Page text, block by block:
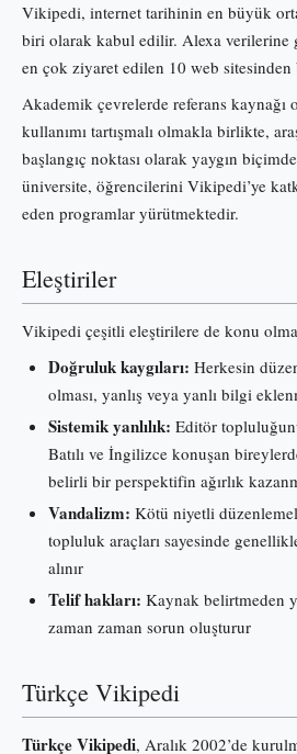
Vikipedi, internet tarihinin en büyük
biri olarak kabul edilir. Alexa verilerine
en çok ziyaret edilen 10 web
Akademik çevrelerde referans kaynağı
kullanımı tartışmalı olmakla birlikte,
başlangıç noktası olarak yaygın
üniversite, öğrencilerini Vikipedi’ye
eden programlar yürütmektedir.
Eleştiriler
Vikipedi çeşitli eleştirilere de konu
Doğruluk kaygıları: Herkesin
olması, yanlış veya yanlı bilgi
Sistemik yanlılık: Editör
Batılı ve İngilizce konuşan
belirli bir perspektifin ağırlık
Vandalizm: Kötü niyetli
topluluk araçları sayesinde
alınır
Telif hakları: Kaynak belirtmeden
zaman zaman sorun oluşturur
Türkçe Vikipedi
Türkçe Vikipedi, Aralık 2002’de